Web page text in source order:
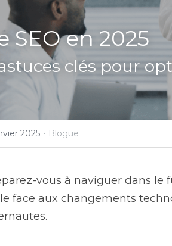
SEO en 2025
clés pour
2025 · Blogue
vous à naviguer dans le
face aux changements